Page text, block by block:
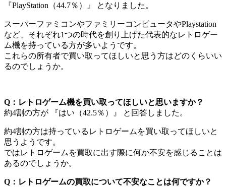
『PlayStation（44.7％）』 となりました。
スーパーファミコンやファミリーコンピュータやPlaystation
など、それぞれ1つの時代を創り上げた代表的なレトロゲー
ム機を持っている方が多いようです。
これらの所有者で買い取ってほしいと思う方はどのくらいい
るのでしょうか。
Q：レトロゲーム機を買い取ってほしいと思いますか？
約4割の方が 『はい（42.5％）』 と回答しました。
約4割の方は持っているレトロゲームを買い取ってほしいと
思うようです。
ではレトロゲームを買取に出す際に何か不安を感じることは
あるのでしょうか。
Q：レトロゲームの買取について不安なことは何ですか？